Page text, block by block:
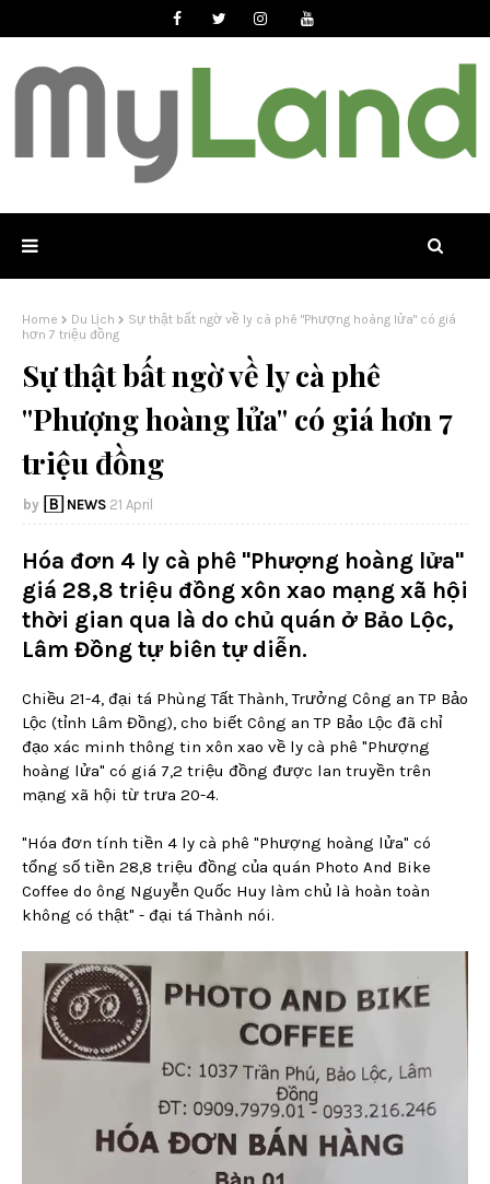
Home Du Lịch
Sự thật bất ngờ về ly cà phê "Phượng hoàng lửa" có giá
hơn 7 triệu đồng
Sự thật bất ngờ về ly cà phê
"Phượng hoàng lửa" có giá hơn 7
triệu đồng
🄱 NEWS 21 April
Hóa đơn 4 ly cà phê ''Phượng hoàng lửa''
giá 28,8 triệu đồng xôn xao mạng xã hội
thời gian qua là do chủ quán ở Bảo Lộc,
Lâm Đồng tự biên tự diễn.
Chiều 21-4, đại tá Phùng Tất Thành, Trưởng Công an TP Bảo
Lộc (tỉnh Lâm Đồng), cho biết Công an TP Bảo Lộc đã chỉ
đạo xác minh thông tin xôn xao về ly cà phê "Phượng
hoàng lửa" có giá 7,2 triệu đồng được lan truyền trên
mạng xã hội từ trưa 20-4.
"Hóa đơn tính tiền 4 ly cà phê "Phượng hoàng lửa" có
tổng số tiền 28,8 triệu đồng của quán Photo And Bike
Coffee do ông Nguyễn Quốc Huy làm chủ là hoàn toàn
không có thật" - đại tá Thành nói.